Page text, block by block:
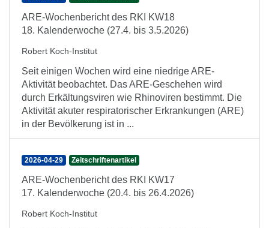
ARE-Wochenbericht des RKI KW18
18. Kalenderwoche (27.4. bis 3.5.2026)
Robert Koch-Institut
Seit einigen Wochen wird eine niedrige ARE-
Aktivität beobachtet. Das ARE-Geschehen wird
durch Erkältungsviren wie Rhinoviren bestimmt. Die
Aktivität akuter respiratorischer Erkrankungen (ARE)
in der Bevölkerung ist in ...
2026-04-29 Zeitschriftenartikel
ARE-Wochenbericht des RKI KW17
17. Kalenderwoche (20.4. bis 26.4.2026)
Robert Koch-Institut